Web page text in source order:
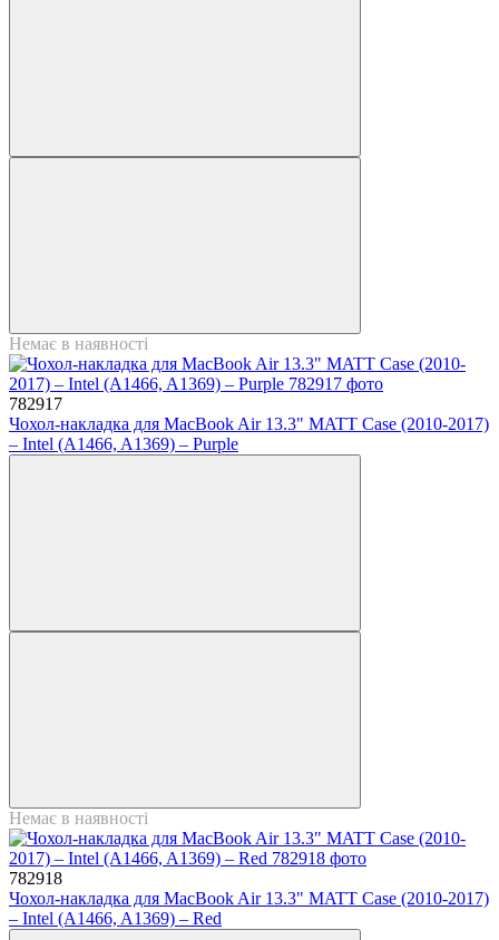
Немає в наявності
782917
Чохол-накладка для MacBook Air 13.3" MATT Case (2010-2017)
– Intel (A1466, A1369) – Purple
Немає в наявності
782918
Чохол-накладка для MacBook Air 13.3" MATT Case (2010-2017)
– Intel (A1466, A1369) – Red